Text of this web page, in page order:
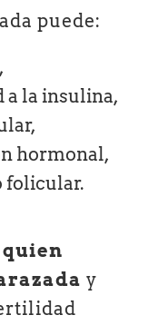
puede:
a la insulina,
hormonal,
folicular.
y